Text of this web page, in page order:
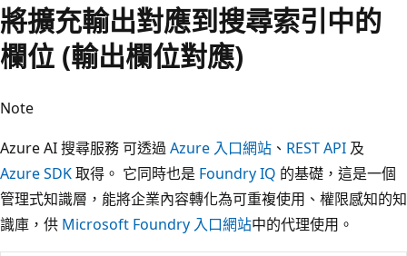
將擴充輸出對應到搜尋索引中的
欄位 (輸出欄位對應)
Note
Azure AI 搜尋服務 可透過Azure 入口網站 、 REST API 及
Azure SDK取得。 它同時也是 Foundry IQ 的基礎，這是一個
管理式知識層，能將企業內容轉化為可重複使用、權限感知的知
識庫，供 Microsoft Foundry 入口網站中的代理使用。